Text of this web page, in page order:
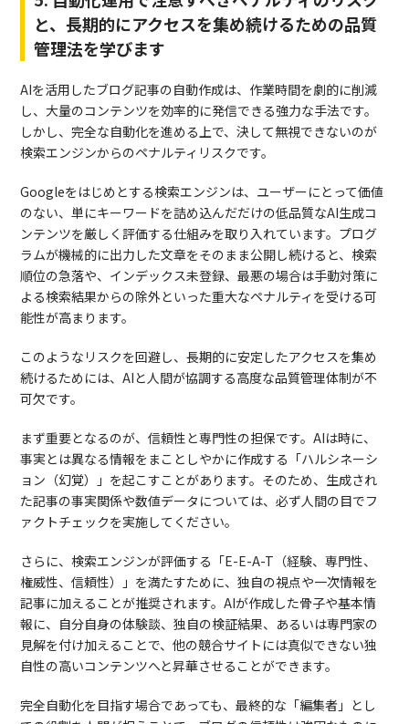
と、長期的にアクセスを集め続けるための品質
管理法を学びます
AIを活用したブログ記事の自動作成は、作業時間を劇的に削減
し、大量のコンテンツを効率的に発信できる強力な手法です。
しかし、完全な自動化を進める上で、決して無視できないのが
検索エンジンからのペナルティリスクです。
Googleをはじめとする検索エンジンは、ユーザーにとって価値
のない、単にキーワードを詰め込んだだけの低品質なAI生成コ
ンテンツを厳しく評価する仕組みを取り入れています。プログ
ラムが機械的に出力した文章をそのまま公開し続けると、検索
順位の急落や、インデックス未登録、最悪の場合は手動対策に
よる検索結果からの除外といった重大なペナルティを受ける可
能性が高まります。
このようなリスクを回避し、長期的に安定したアクセスを集め
続けるためには、AIと人間が協調する高度な品質管理体制が不
可欠です。
まず重要となるのが、信頼性と専門性の担保です。AIは時に、
事実とは異なる情報をまことしやかに作成する「ハルシネーシ
ョン（幻覚）」を起こすことがあります。そのため、生成され
た記事の事実関係や数値データについては、必ず人間の目でフ
ァクトチェックを実施してください。
さらに、検索エンジンが評価する「E-E-A-T（経験、専門性、
権威性、信頼性）」を満たすために、独自の視点や一次情報を
記事に加えることが推奨されます。AIが作成した骨子や基本情
報に、自分自身の体験談、独自の検証結果、あるいは専門家の
見解を付け加えることで、他の競合サイトには真似できない独
自性の高いコンテンツへと昇華させることができます。
完全自動化を目指す場合であっても、最終的な「編集者」とし